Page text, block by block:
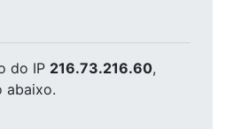
do IP 216.73.216.60,
abaixo.